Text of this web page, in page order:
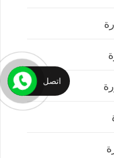
اتصل